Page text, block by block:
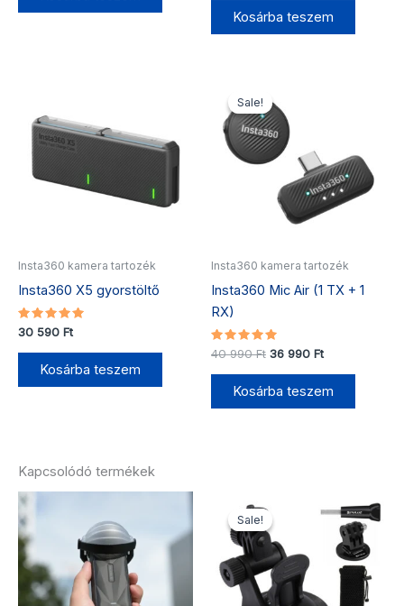
Kosárba teszem
Insta360 kamera tartozék
Insta360 X5 gyorstöltő
Értékelés:
5.00
/ 5
30 590 Ft
Kosárba teszem
Sale!
Sale!
Insta360 kamera tartozék
Insta360 Mic Air (1 TX + 1
RX)
Értékelés:
5.00
/ 5
40 990Ft
was:
40
990 Ft.
36 990 Ft
Kosárba teszem
Kapcsolódó termékek
Sale!
Sale!price
was:
2
290 Ft.
price
920 Ft.